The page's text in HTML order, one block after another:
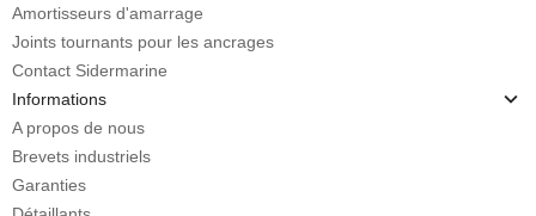
Amortisseurs d'amarrage
Joints tournants pour les ancrages
Contact Sidermarine
Informations
A propos de nous
Brevets industriels
Garanties